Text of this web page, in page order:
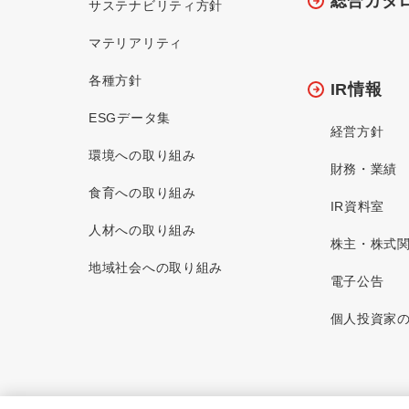
サステナビリティ方針
マテリアリティ
各種方針
ESGデータ集
環境への取り組み
食育への取り組み
人材への取り組み
地域社会への取り組み
IR情報
経営方針
財務・業績
IR資料室
株主・株式
電子公告
個人投資家